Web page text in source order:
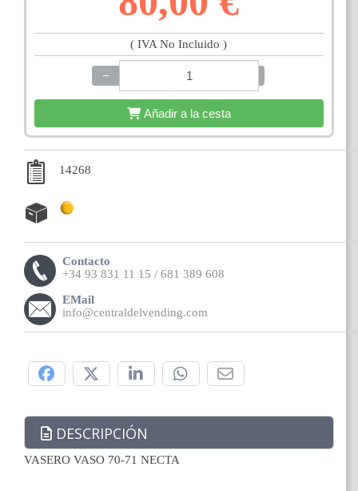
( IVA No Incluido )
−
Añadir a la cesta
14268
Contacto
+34 93 831 11 15 / 681 389 608
EMail
info@centraldelvending.com
DESCRIPCIÓN
VASERO VASO 70-71 NECTA